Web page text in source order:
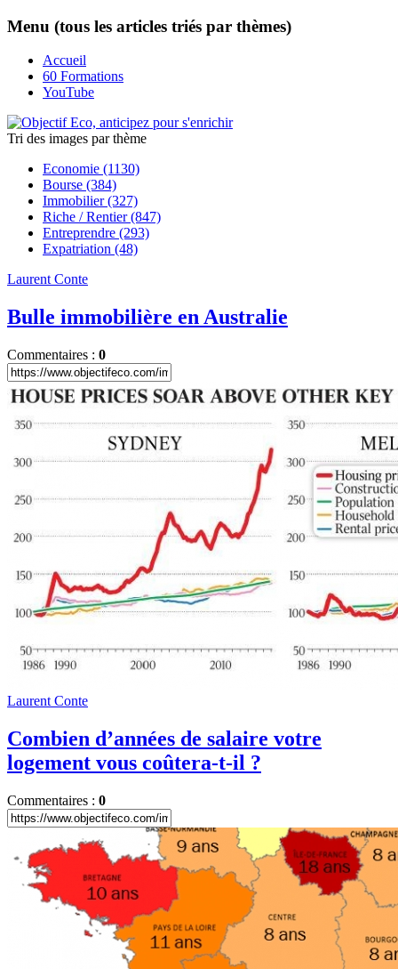
Menu (tous les articles triés par thèmes)
Accueil
60 Formations
YouTube
Tri des images par thème
Economie (1130)
Bourse (384)
Immobilier (327)
Riche / Rentier (847)
Entreprendre (293)
Expatriation (48)
Laurent Conte
Bulle immobilière en Australie
Commentaires : 0
Laurent Conte
Combien d’années de salaire votre
logement vous coûtera-t-il ?
Commentaires : 0